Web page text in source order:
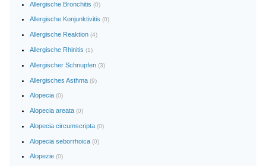
Allergische Bronchitis (0)
Allergische Konjunktivitis (0)
Allergische Reaktion (4)
Allergische Rhinitis (1)
Allergischer Schnupfen (3)
Allergisches Asthma (9)
Alopecia (0)
Alopecia areata (0)
Alopecia circumscripta (0)
Alopecia seborrhoica (0)
Alopezie (0)